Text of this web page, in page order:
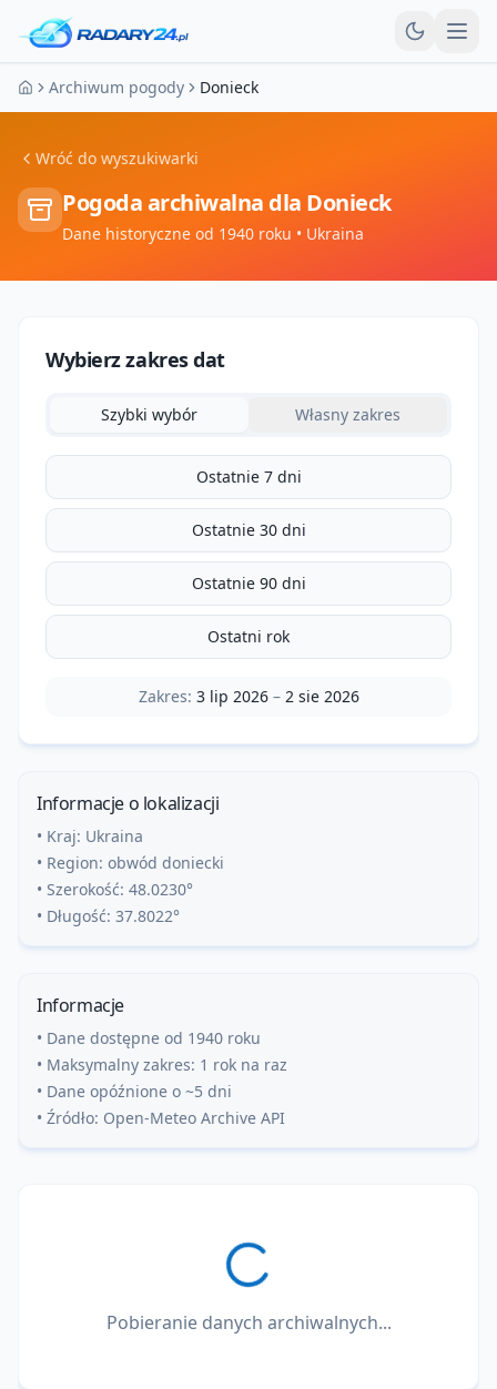
Strona główna
Archiwum pogody Donieck
Wróć do wyszukiwarki
Pogoda archiwalna dla Donieck
Dane historyczne od 1940 roku • Ukraina
Wybierz zakres dat
Szybki wybór Własny zakres
Ostatnie 7 dni
Ostatnie 30 dni
Ostatnie 90 dni
Ostatni rok
Zakres: 3 lip 2026– 2 sie 2026
Informacje o lokalizacji
• Kraj: Ukraina
• Region: obwód doniecki
• Szerokość: 48.0230°
• Długość: 37.8022°
Informacje
• Dane dostępne od 1940 roku
• Maksymalny zakres: 1 rok na raz
• Dane opóźnione o ~5 dni
• Źródło: Open-Meteo Archive API
Pobieranie danych archiwalnych...